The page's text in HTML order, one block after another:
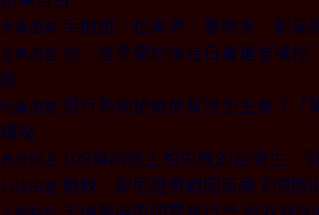
產業風雲 手創館、松本清、養樂多 都是
產業風雲 他，是辜濂松後台日最重要橋
術
地產風雲 銀行為何搶做房貸流血生意？「
痛點
教育線上 108課綱遇上怕失敗的台灣生
科技風雲 微軟、索尼遊戲戰開新局 訂閱